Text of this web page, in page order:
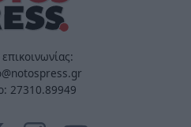
27310.89949